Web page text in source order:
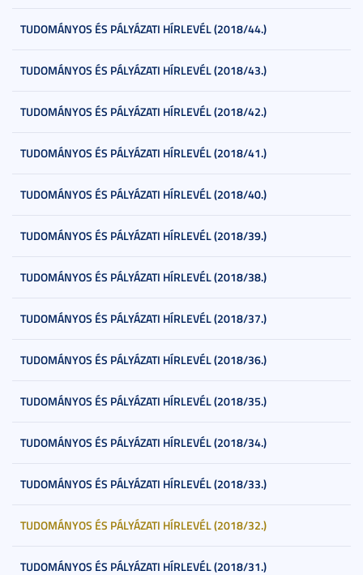
TUDOMÁNYOS ÉS PÁLYÁZATI HÍRLEVÉL (2018/44.)
TUDOMÁNYOS ÉS PÁLYÁZATI HÍRLEVÉL (2018/43.)
TUDOMÁNYOS ÉS PÁLYÁZATI HÍRLEVÉL (2018/42.)
TUDOMÁNYOS ÉS PÁLYÁZATI HÍRLEVÉL (2018/41.)
TUDOMÁNYOS ÉS PÁLYÁZATI HÍRLEVÉL (2018/40.)
TUDOMÁNYOS ÉS PÁLYÁZATI HÍRLEVÉL (2018/39.)
TUDOMÁNYOS ÉS PÁLYÁZATI HÍRLEVÉL (2018/38.)
TUDOMÁNYOS ÉS PÁLYÁZATI HÍRLEVÉL (2018/37.)
TUDOMÁNYOS ÉS PÁLYÁZATI HÍRLEVÉL (2018/36.)
TUDOMÁNYOS ÉS PÁLYÁZATI HÍRLEVÉL (2018/35.)
TUDOMÁNYOS ÉS PÁLYÁZATI HÍRLEVÉL (2018/34.)
TUDOMÁNYOS ÉS PÁLYÁZATI HÍRLEVÉL (2018/33.)
TUDOMÁNYOS ÉS PÁLYÁZATI HÍRLEVÉL (2018/32.)
TUDOMÁNYOS ÉS PÁLYÁZATI HÍRLEVÉL (2018/31.)